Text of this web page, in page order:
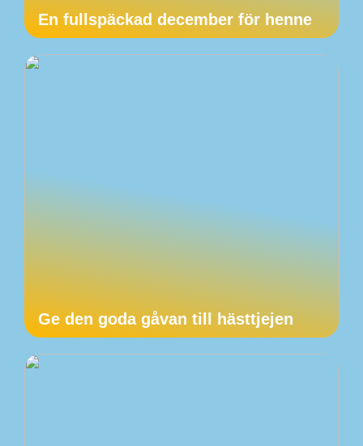
En fullspäckad december för henne
Ge den goda gåvan till hästtjejen